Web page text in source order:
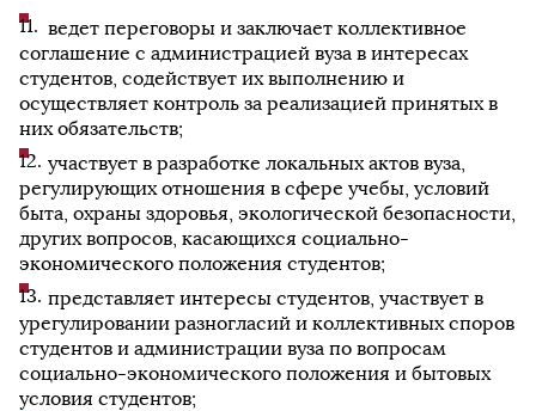
ведет переговоры и заключает коллективное
соглашение с администрацией вуза в интересах
студентов, содействует их выполнению и
осуществляет контроль за реализацией принятых в
них обязательств;
участвует в разработке локальных актов вуза,
регулирующих отношения в сфере учебы, условий
быта, охраны здоровья, экологической безопасности,
других вопросов, касающихся социально-
экономического положения студентов;
представляет интересы студентов, участвует в
урегулировании разногласий и коллективных споров
студентов и администрации вуза по вопросам
социально-экономического положения и бытовых
условия студентов;